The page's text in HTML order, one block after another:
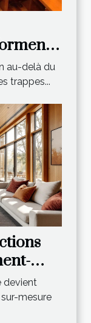
?
au-delà du
trappes...
?
devient
mesure